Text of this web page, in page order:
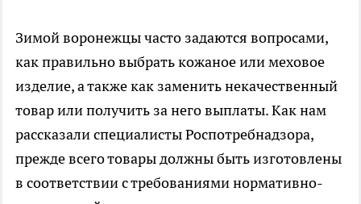
Зимой воронежцы часто задаются вопросами,
как правильно выбрать кожаное или меховое
изделие, а также как заменить некачественный
товар или получить за него выплаты. Как нам
рассказали специалисты Роспотребнадзора,
прежде всего товары должны быть изготовлены
в соответствии с требованиями нормативно-